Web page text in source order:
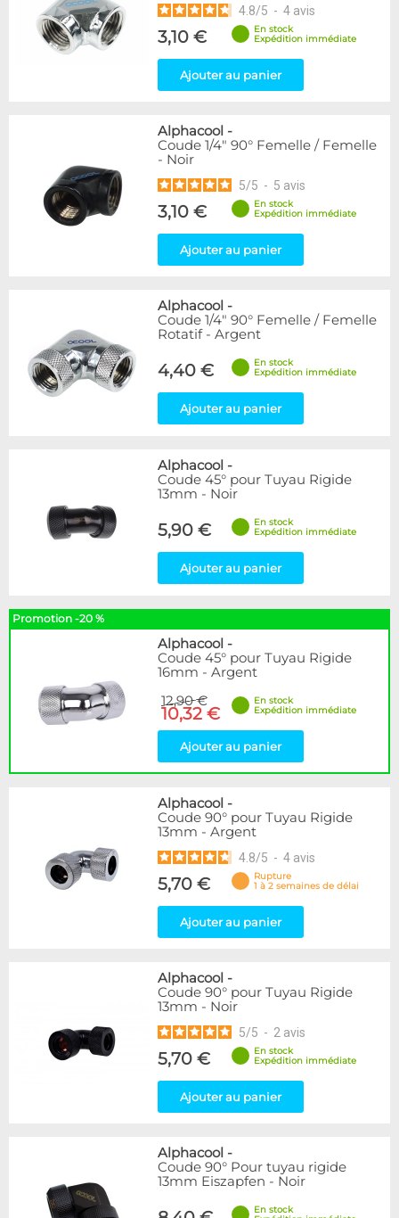
4.8/5 - 4 avis
3,10 €
En stock
Expédition immédiate
Ajouter au panier
Alphacool -
Coude 1/4" 90° Femelle / Femelle
- Noir
5/5 - 5 avis
3,10 €
En stock
Expédition immédiate
Ajouter au panier
Alphacool -
Coude 1/4" 90° Femelle / Femelle
Rotatif - Argent
4,40 €
En stock
Expédition immédiate
Ajouter au panier
Alphacool -
Coude 45° pour Tuyau Rigide
13mm - Noir
5,90 €
En stock
Expédition immédiate
Ajouter au panier
Promotion -20 %
Alphacool -
Coude 45° pour Tuyau Rigide
16mm - Argent
12,90 €
10,32 €
En stock
Expédition immédiate
Ajouter au panier
Alphacool -
Coude 90° pour Tuyau Rigide
13mm - Argent
4.8/5 - 4 avis
5,70 €
Rupture
1 à 2 semaines de délai
Ajouter au panier
Alphacool -
Coude 90° pour Tuyau Rigide
13mm - Noir
5/5 - 2 avis
5,70 €
En stock
Expédition immédiate
Ajouter au panier
Alphacool -
Coude 90° Pour tuyau rigide
13mm Eiszapfen - Noir
En stock